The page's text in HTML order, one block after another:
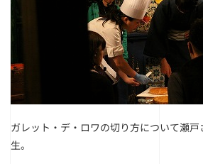
ガレット・デ・ロワの切り方について瀬
生。